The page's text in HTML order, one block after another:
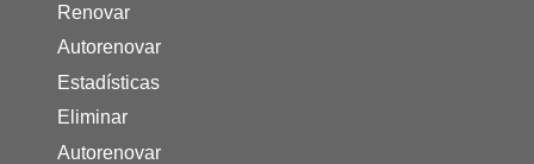
Renovar
Autorenovar
Estadísticas
Eliminar
Autorenovar